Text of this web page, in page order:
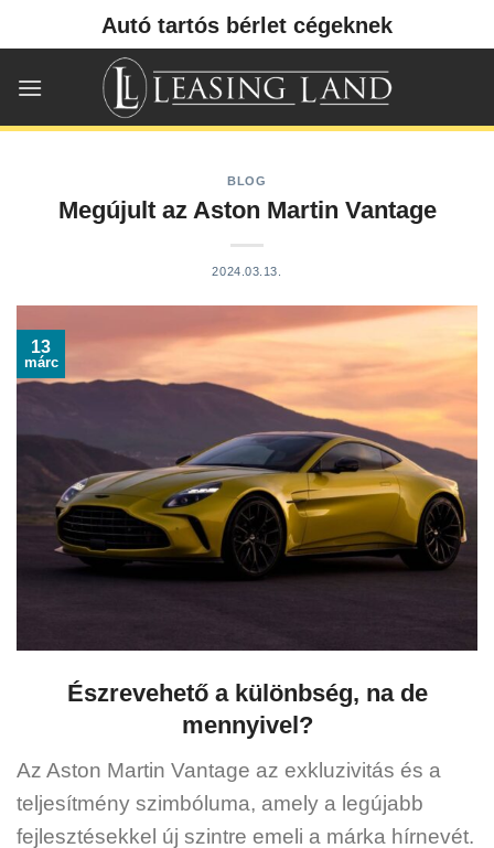
Autó tartós bérlet cégeknek
BLOG
Megújult az Aston Martin Vantage
2024.03.13.
13
márc
Észrevehető a különbség, na de
mennyivel?
Az Aston Martin Vantage az exkluzivitás és a
teljesítmény szimbóluma, amely a legújabb
fejlesztésekkel új szintre emeli a márka hírnevét.